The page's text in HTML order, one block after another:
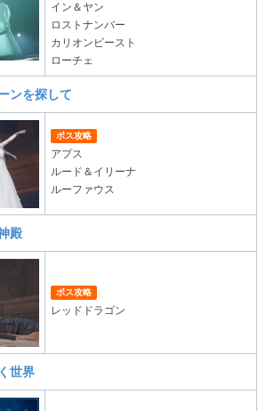
イン＆ヤン
ロストナンバー
カリオンビースト
ローチェ
ンを探して
ボス攻略
アプス
ルード＆イリーナ
ルーファウス
殿
ボス攻略
レッドドラゴン
世界